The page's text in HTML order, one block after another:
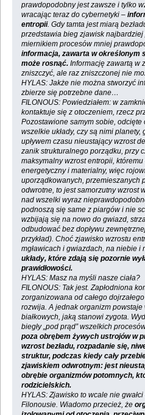
prawdopodobny jest zawsze i tylko
wracając teraz do cybernetyki –
entropii. Gdy tamta jest miarą
przedstawia bieg zjawisk
miernikiem procesów mniej
informacja, zawarta w określonym
może rosnąć.Informację zawartą w
zniszczyć, ale raz zniszczonej nie
HYLAS: Jakże nie można stworzyć
zbierze się potrzebne dane…
FILONOUS: Powiedziałem: w
kontaktuje się z otoczeniem, rzecz
Pozostawione samym sobie, odcięte
wszelkie układy, czy są nimi planety,
upływem czasu nieustający wzrost
zanik strukturalnego porządku, przy
maksymalny wzrost entropii, któremu
energetyczny i materialny, więc
uporządkowanych, przemieszanych
odwrotne, to jest samorzutny wzrost
nad wszelki wyraz
podnoszą się same z piargów i nie
wzbijają się na nowo do gwiazd,
odbudować bez dopływu
przykład). Choć zjawisko wzrostu
mgławicach i gwiazdach, na niebie i
układy, które zdają się pozornie
prawidłowości.
HYLAS: Masz na myśli nasze ciała?
FILONOUS: Tak jest. Zapłodniona
zorganizowana od całego
rozwija. A jednak organizm powstaje
białkowych, jaką stanowi zygota.
biegły „pod prąd” wszelkich
poza obrębem żywych ustrojów w
wzrost bezładu, rozpadanie się,
struktur, podczas kiedy cały
zjawiskiem odwrotnym: jest
obrębie organizmów potomnych,
rodzicielskich.
HYLAS: Zjawisko to wcale nie
Filonousie. Wiadomo przecież, że